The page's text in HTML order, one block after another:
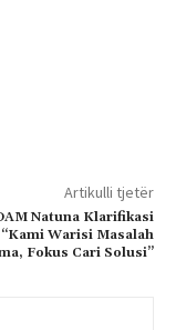
Artikulli tjetër
Natuna Klarifikasi
Warisi Masalah
Fokus Cari Solusi”